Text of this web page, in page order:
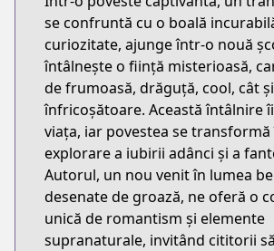
se confruntă cu o boală
curiozitate, ajunge într-o nouă
întâlnește o ființă misterioasă,
de frumoasă, drăguță, cool, cât și
înfricoșătoare. Această întâlnire
viața, iar povestea se
explorare a iubirii adânci și a
Autorul, un nou venit în lumea
desenate de groază, ne oferă o
unică de romantism și elemente
supranaturale, invitând cititorii